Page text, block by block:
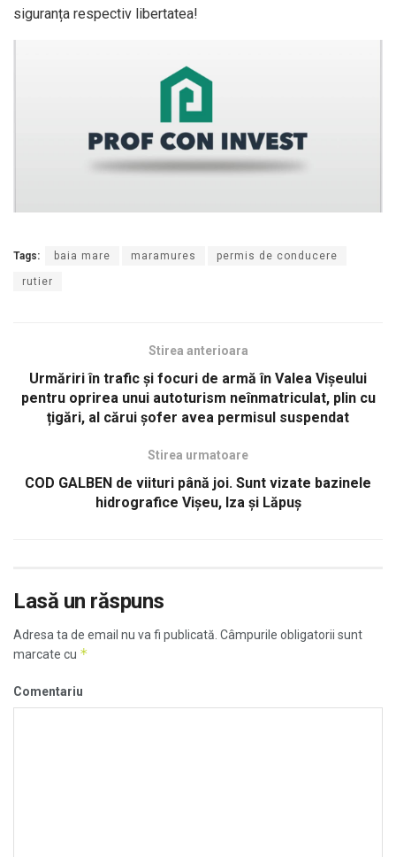
siguranța respectiv libertatea!
Tags: baia mare maramures permis de conducere
rutier
Stirea anterioara
Urmăriri în trafic și focuri de armă în Valea Vişeului
pentru oprirea unui autoturism neînmatriculat, plin cu
țigări, al cărui șofer avea permisul suspendat
Stirea urmatoare
COD GALBEN de viituri până joi. Sunt vizate bazinele
hidrografice Vişeu, Iza şi Lăpuș
Lasă un răspuns
Adresa ta de email nu va fi publicată. Câmpurile obligatorii sunt
marcate cu *
Comentariu